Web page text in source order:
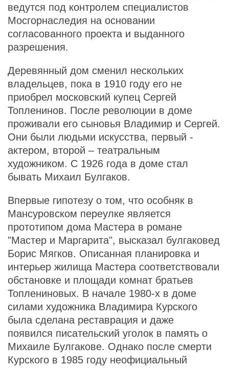
ведутся под контролем специалистов
Мосгорнаследия на основании
согласованного проекта и выданного
разрешения.
Деревянный дом сменил нескольких
владельцев, пока в 1910 году его не
приобрел московский купец Сергей
Топленинов. После революции в доме
проживали его сыновья Владимир и Сергей.
Они были людьми искусства, первый -
актером, второй – театральным
художником. С 1926 года в доме стал
бывать Михаил Булгаков.
Впервые гипотезу о том, что особняк в
Мансуровском переулке является
прототипом дома Мастера в романе
"Мастер и Маргарита", высказал булгаковед
Борис Мягков. Описанная планировка и
интерьер жилища Мастера соответствовали
обстановке и площади комнат братьев
Топлениновых. В начале 1980-х в доме
силами художника Владимира Курского
была сделана реставрация и даже
появился писательский уголок в память о
Михаиле Булгакове. Однако после смерти
Курского в 1985 году неофициальный